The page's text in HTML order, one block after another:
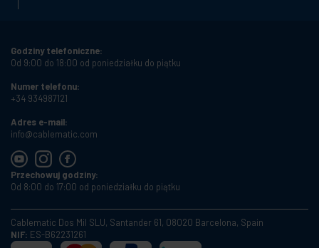
Godziny telefoniczne:
Od 9:00 do 18:00 od poniedziałku do piątku
Numer telefonu:
+34 934987121
Adres e-mail:
info@cablematic.com
Przechowuj godziny:
Od 8:00 do 17:00 od poniedziałku do piątku
Cablematic Dos Mil SLU, Santander 61, 08020 Barcelona, Spain
NIF: ES-B62231261